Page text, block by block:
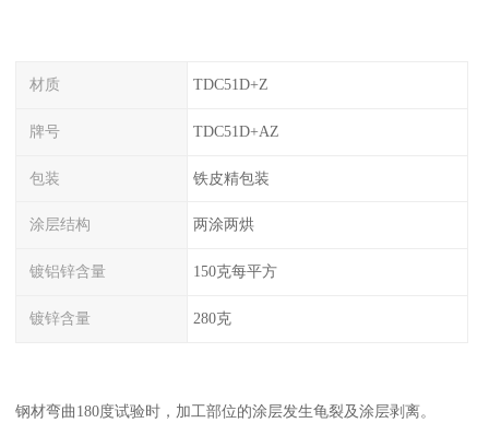
材质 TDC51D+Z
牌号 TDC51D+AZ
包装 铁皮精包装
涂层结构 两涂两烘
镀铝锌含量 150克每平方
镀锌含量 280克
钢材弯曲180度试验时，加工部位的涂层发生龟裂及涂层剥离。